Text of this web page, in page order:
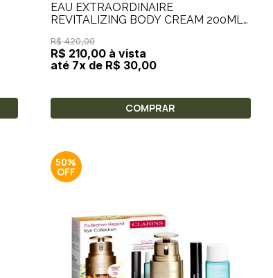
EAU EXTRAORDINAIRE
REVITALIZING BODY CREAM 200ML
REVITALIZANTE
R$ 420,00
R$ 210,00 à vista
até 7x de R$ 30,00
COMPRAR
50%